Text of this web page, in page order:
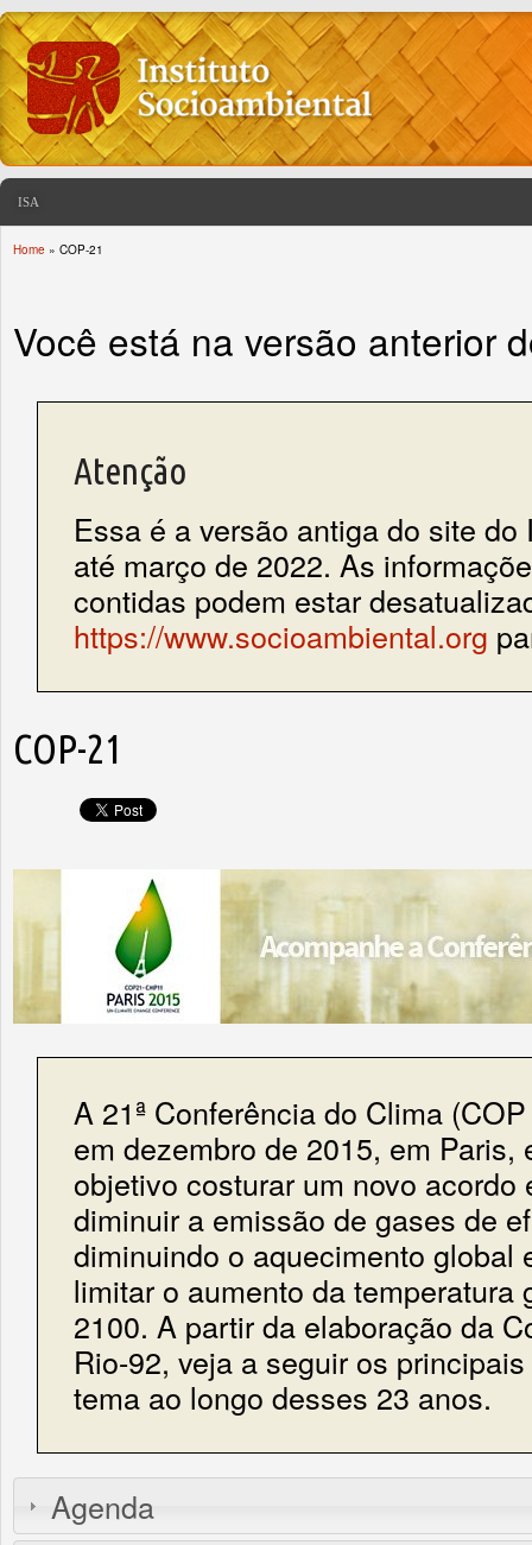
ISA
Home » COP-21
Você está na versão anterior
Atenção
Essa é a versão antiga do site do
até março de 2022. As
contidas podem estar
https://www.socioambiental.org
COP-21
A 21ª Conferência do Clima
em dezembro de 2015, em Paris,
objetivo costurar um novo
diminuir a emissão de gases de
diminuindo o aquecimento global
limitar o aumento da temperatura
2100. A partir da elaboração da
Rio-92, veja a seguir os
tema ao longo desses 23 anos.
Agenda